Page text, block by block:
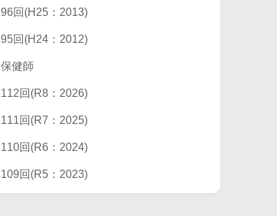
96回(H25：2013)
95回(H24：2012)
保健師
112回(R8：2026)
111回(R7：2025)
110回(R6：2024)
109回(R5：2023)